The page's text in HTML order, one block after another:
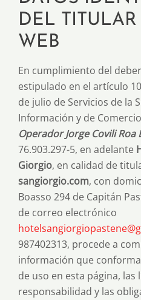
DEL
WEB
En cumplimiento del
estipulado en el artículo
de julio de Servicios de la
Información y de
Operador Jorge Covili Roa
76.903.297-5, en adelante
Giorgio, en calidad de
sangiorgio.com, con
Boasso 294 de Capitán
de correo electrónico
987402313, procede a
información que
de uso en esta página, las
responsabilidad y las